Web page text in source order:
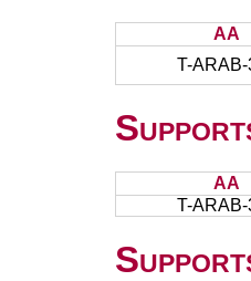
AA
T-
AA
T-